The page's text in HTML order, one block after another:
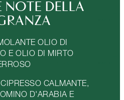
DELLA
OLIO DI
E OLIO DI MIRTO
CALMANTE,
D'ARABIA E